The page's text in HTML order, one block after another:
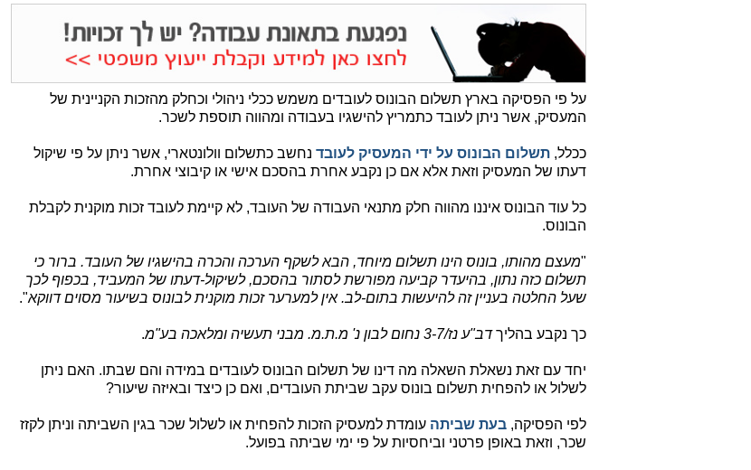
על פי הפסיקה בארץ תשלום הבונוס לעובדים משמש ככלי ניהולי וכחלק מהזכות הקניינית של
המעסיק, אשר ניתן לעובד כתמריץ להישגיו בעבודה ומהווה תוספת לשכר.
ככלל, תשלום הבונוס על ידי המעסיק לעובד נחשב כתשלום וולונטארי, אשר ניתן על פי שיקול
דעתו של המעסיק וזאת אלא אם כן נקבע אחרת בהסכם אישי או קיבוצי אחרת.
כל עוד הבונוס איננו מהווה חלק מתנאי העבודה של העובד, לא קיימת לעובד זכות מוקנית לקבלת
הבונוס.
"מעצם מהותו, בונוס הינו תשלום מיוחד, הבא לשקף הערכה והכרה בהישגיו של העובד. ברור כי
תשלום כזה נתון, בהיעדר קביעה מפורשת לסתור בהסכם, לשיקול-דעתו של המעביד, בכפוף לכך
שעל החלטה בעניין זה להיעשות בתום-לב. אין למערער זכות מוקנית לבונוס בשיעור מסוים דווקא".
כך נקבע בהליךדב"ע נז/3-7‏ נחום לבון נ' מ.ת.מ. מבני תעשיה ומלאכה בע"מ .
יחד עם זאת נשאלת השאלה מה דינו של תשלום הבונוס לעובדים במידה והם שבתו. האם ניתן
לשלול או להפחית תשלום בונוס עקב שביתת העובדים, ואם כן כיצד ובאיזה שיעור?
לפי הפסיקה, בעת שביתה עומדת למעסיק הזכות להפחית או לשלול שכר בגין השביתה וניתן לקזז
שכר, וזאת באופן פרטני וביחסיות על פי ימי שביתה בפועל.